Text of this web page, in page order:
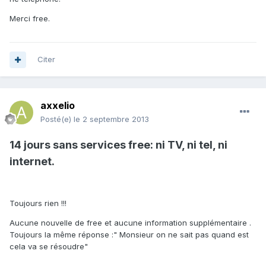
Merci free.
Citer
axxelio
Posté(e) le 2 septembre 2013
14 jours sans services free: ni TV, ni tel, ni
internet.
Toujours rien !!!
Aucune nouvelle de free et aucune information supplémentaire .
Toujours la même réponse :" Monsieur on ne sait pas quand est
cela va se résoudre"